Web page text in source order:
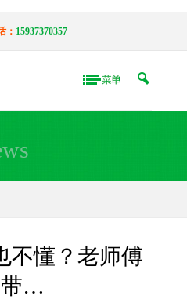
： 15937370357
不懂？老师傅
…